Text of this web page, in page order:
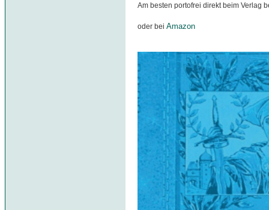
Am besten portofrei direkt beim Verlag
oder bei Amazon